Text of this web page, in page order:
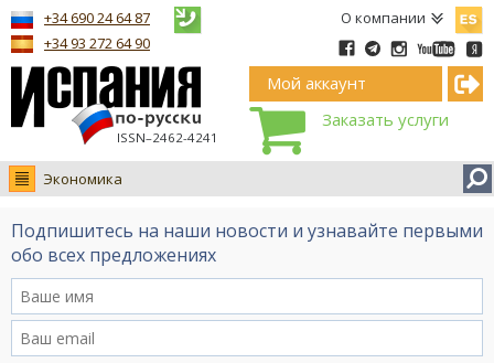
О компании
ISSN–2462-4241
+34 690 24 64 87
+34 93 272 64 90
Мой аккаунт
Заказать услуги
Экономика
Новости
Интервью
Видео Ruso.TV
BCN life
Подпишитесь на наши новости и узнавайте первыми
обо всех предложениях